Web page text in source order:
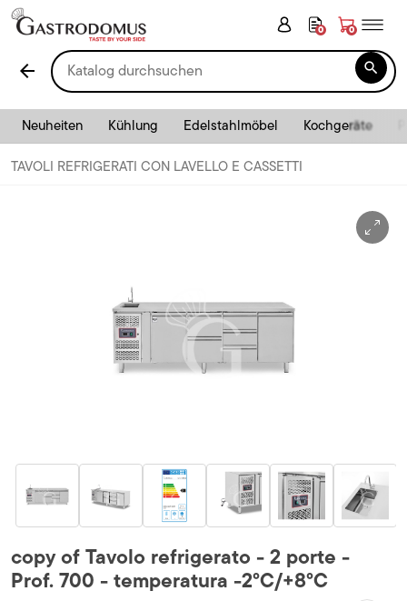
0 0
arrow_back 
Neuheiten Kühlung Edelstahlmöbel Kochgeräte
TAVOLI REFRIGERATI CON LAVELLO E CASSETTI
copy of Tavolo refrigerato - 2 porte -
Prof. 700 - temperatura -2°C/+8°C